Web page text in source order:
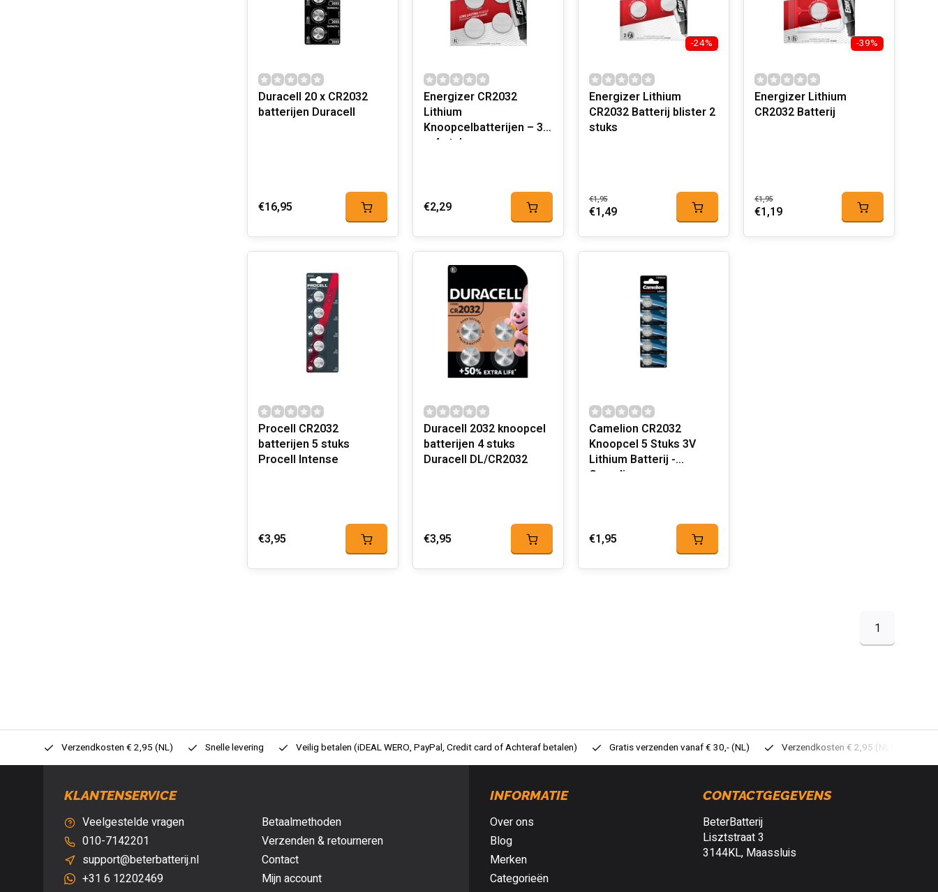
Duracell 20 x CR2032
batterijen Duracell
€16,95
Energizer CR2032
Lithium
Knoopcelbatterijen – 3V
– 4 stuks
€2,29
-24%
Energizer Lithium
CR2032 Batterij blister 2
stuks
€1,95
€1,49
-39%
Energizer Lithium
CR2032 Batterij
€1,95
€1,19
Procell CR2032
batterijen 5 stuks
Procell Intense
€3,95
Duracell 2032 knoopcel
batterijen 4 stuks
Duracell DL/CR2032
€3,95
Camelion CR2032
Knoopcel 5 Stuks 3V
Lithium Batterij -
Camelion
€1,95
1
Verzendkosten € 2,95 (NL) Snelle levering Veilig betalen (iDEAL WERO, PayPal, Credit card of Achteraf betalen) Gratis verzenden vanaf € 30,- (NL) Verzendkosten € 2,95 (NL)
KLANTENSERVICE
Veelgestelde vragen
010-7142201
support@beterbatterij.nl
+31 6 12202469
Betaalmethoden
Verzenden & retourneren
Contact
Mijn account
INFORMATIE
Over ons
Blog
Merken
Categorieën
CONTACTGEGEVENS
BeterBatterij
Lisztstraat 3
3144KL, Maassluis